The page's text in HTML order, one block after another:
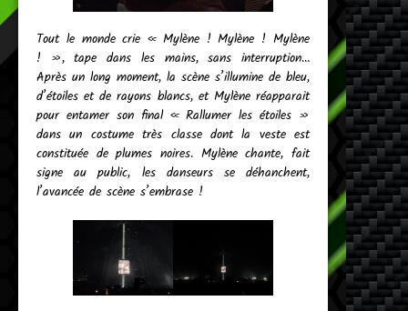
Tout le monde crie « Mylène ! Mylène ! Mylène
! », tape dans les mains, sans interruption…
Après un long moment, la scène s’illumine de bleu,
d’étoiles et de rayons blancs, et Mylène réapparait
pour entamer son final « Rallumer les étoiles »
dans un costume très classe dont la veste est
constituée de plumes noires. Mylène chante, fait
signe au public, les danseurs se déhanchent,
l’avancée de scène s’embrase !